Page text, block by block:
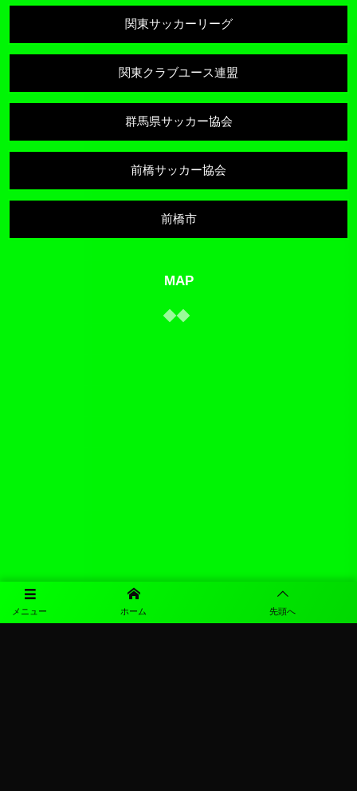
メニュー ホーム 先頭へ
関東サッカーリーグ
関東クラブユース連盟
群馬県サッカー協会
前橋サッカー協会
前橋市
MAP